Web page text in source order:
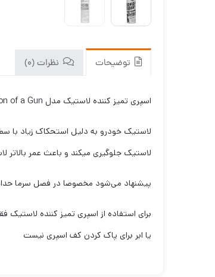
توضیحات نظرات (0)
اسپری تمیز کننده لاستیک مدل Son of a Gun اس تی پی میتواند ظاهر تایر خودرو شما را براق و زیبا کند و در عین حال عمر آن را افزایش دهد.
لاستیک خودرو به دلیل استحکاک زیاد با
لاستیک جلوگیری میکند و باعث عمر بالاتر
پیشنهاد می‌شود مخصوصا در فصل سرما
برای استفاده از اسپری تمیز کننده
یا ابر برای پاک کردن کف اسپری نیست